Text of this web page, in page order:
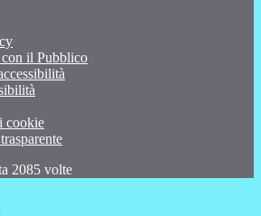
il Pubblico
cookie
2085 volte